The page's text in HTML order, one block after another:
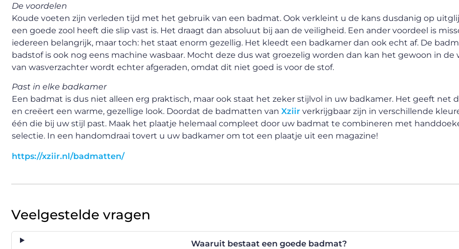
De voordelen
Koude voeten zijn verleden tijd met het gebruik van een badmat. Ook verkleint u de kans dusdanig op
een goede zool heeft die slip vast is. Het draagt dan absoluut bij aan de veiligheid. Een ander voordeel is
iedereen belangrijk, maar toch: het staat enorm gezellig. Het kleedt een badkamer dan ook echt af. De
badstof is ook nog eens machine wasbaar. Mocht deze dus wat groezelig worden dan kan het gewoon in de
van wasverzachter wordt echter afgeraden, omdat dit niet goed is voor de stof.
Past in elke badkamer
Een badmat is dus niet alleen erg praktisch, maar ook staat het zeker stijlvol in uw badkamer. Het geeft net
en creëert een warme, gezellige look. Doordat de badmatten van Xziir verkrijgbaar zijn in verschillende
één die bij uw stijl past. Maak het plaatje helemaal compleet door uw badmat te combineren met
selectie. In een handomdraai tovert u uw badkamer om tot een plaatje uit een magazine!
https://xziir.nl/badmatten/
Veelgestelde vragen
Waaruit bestaat een goede badmat?